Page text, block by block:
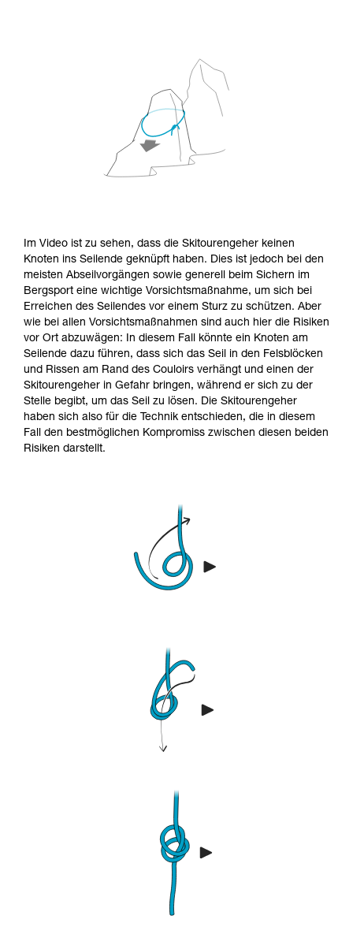
Im Video ist zu sehen, dass die Skitourengeher keinen
Knoten ins Seilende geknüpft haben. Dies ist jedoch bei den
meisten Abseilvorgängen sowie generell beim Sichern im
Bergsport eine wichtige Vorsichtsmaßnahme, um sich bei
Erreichen des Seilendes vor einem Sturz zu schützen. Aber
wie bei allen Vorsichtsmaßnahmen sind auch hier die Risiken
vor Ort abzuwägen: In diesem Fall könnte ein Knoten am
Seilende dazu führen, dass sich das Seil in den Felsblöcken
und Rissen am Rand des Couloirs verhängt und einen der
Skitourengeher in Gefahr bringen, während er sich zu der
Stelle begibt, um das Seil zu lösen. Die Skitourengeher
haben sich also für die Technik entschieden, die in diesem
Fall den bestmöglichen Kompromiss zwischen diesen beiden
Risiken darstellt.